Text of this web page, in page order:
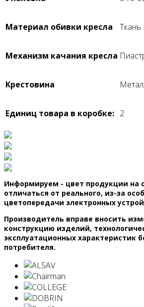
Материал обивки кресла Ткань
Механизм качания кресла
Крестовина
Единиц товара в коробке: 2
Информируем - цвет продукции на
отличаться от реального, из-за
цветопередачи электронных
Производитель вправе вносить
конструкцию изделий,
эксплуатационных характеристик
потребителя.